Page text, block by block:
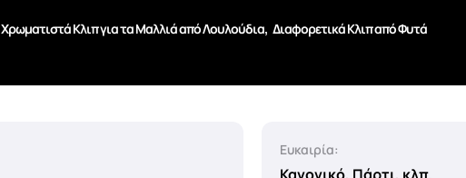
Χρωματιστά Κλιπ για τα Μαλλιά από Λουλούδια, Διαφορετικά Κλιπ από Φυτά
Ευκαιρία: